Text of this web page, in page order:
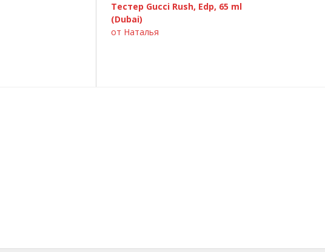
Тестер Gucci Rush, Edp, 65 ml
(Dubai)
от Наталья